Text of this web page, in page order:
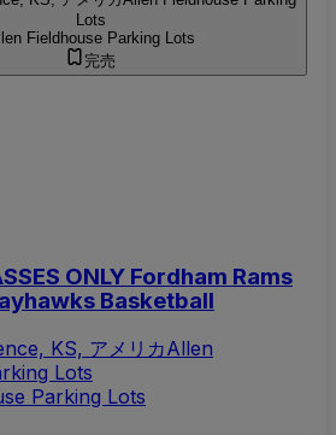
Lots
Fieldhouse Parking Lots
完売
ONLY Fordham Rams
Basketball
KS, アメリカAllen
Lots
Parking Lots